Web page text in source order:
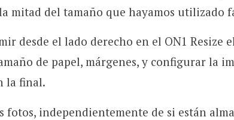
mitad del tamaño que hayamos utilizado
desde el lado derecho en el ON1 Resize
de papel, márgenes, y configurar la
la final.
fotos, independientemente de si están